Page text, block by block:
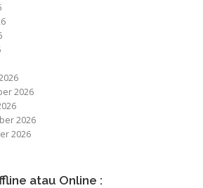
2026
2026
2026
atau Online :